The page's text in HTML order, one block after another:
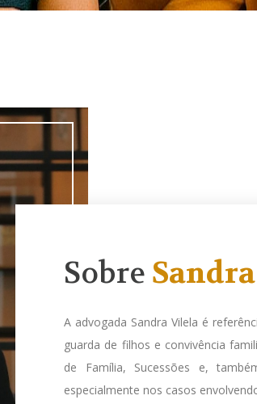
Sobre
A advogada Sandra Vilela é
guarda de filhos e convivência
de Família, Sucessões e,
especialmente nos casos